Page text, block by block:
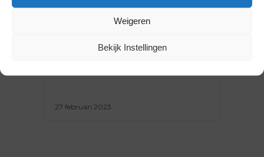
Weigeren
Bekijk Instellingen
HET VERNIEUWDE OSKAM
SCHOENEN & SPORT IS EEN
SCHOENENZAKEN VAN HET
27 februari 2023